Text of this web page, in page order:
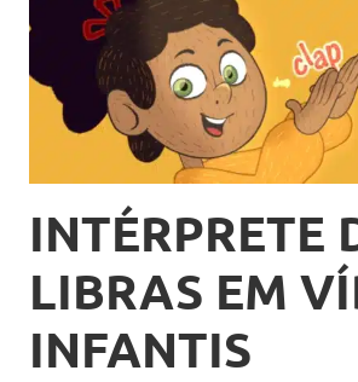
INTÉRPRETE
LIBRAS EM
INFANTIS